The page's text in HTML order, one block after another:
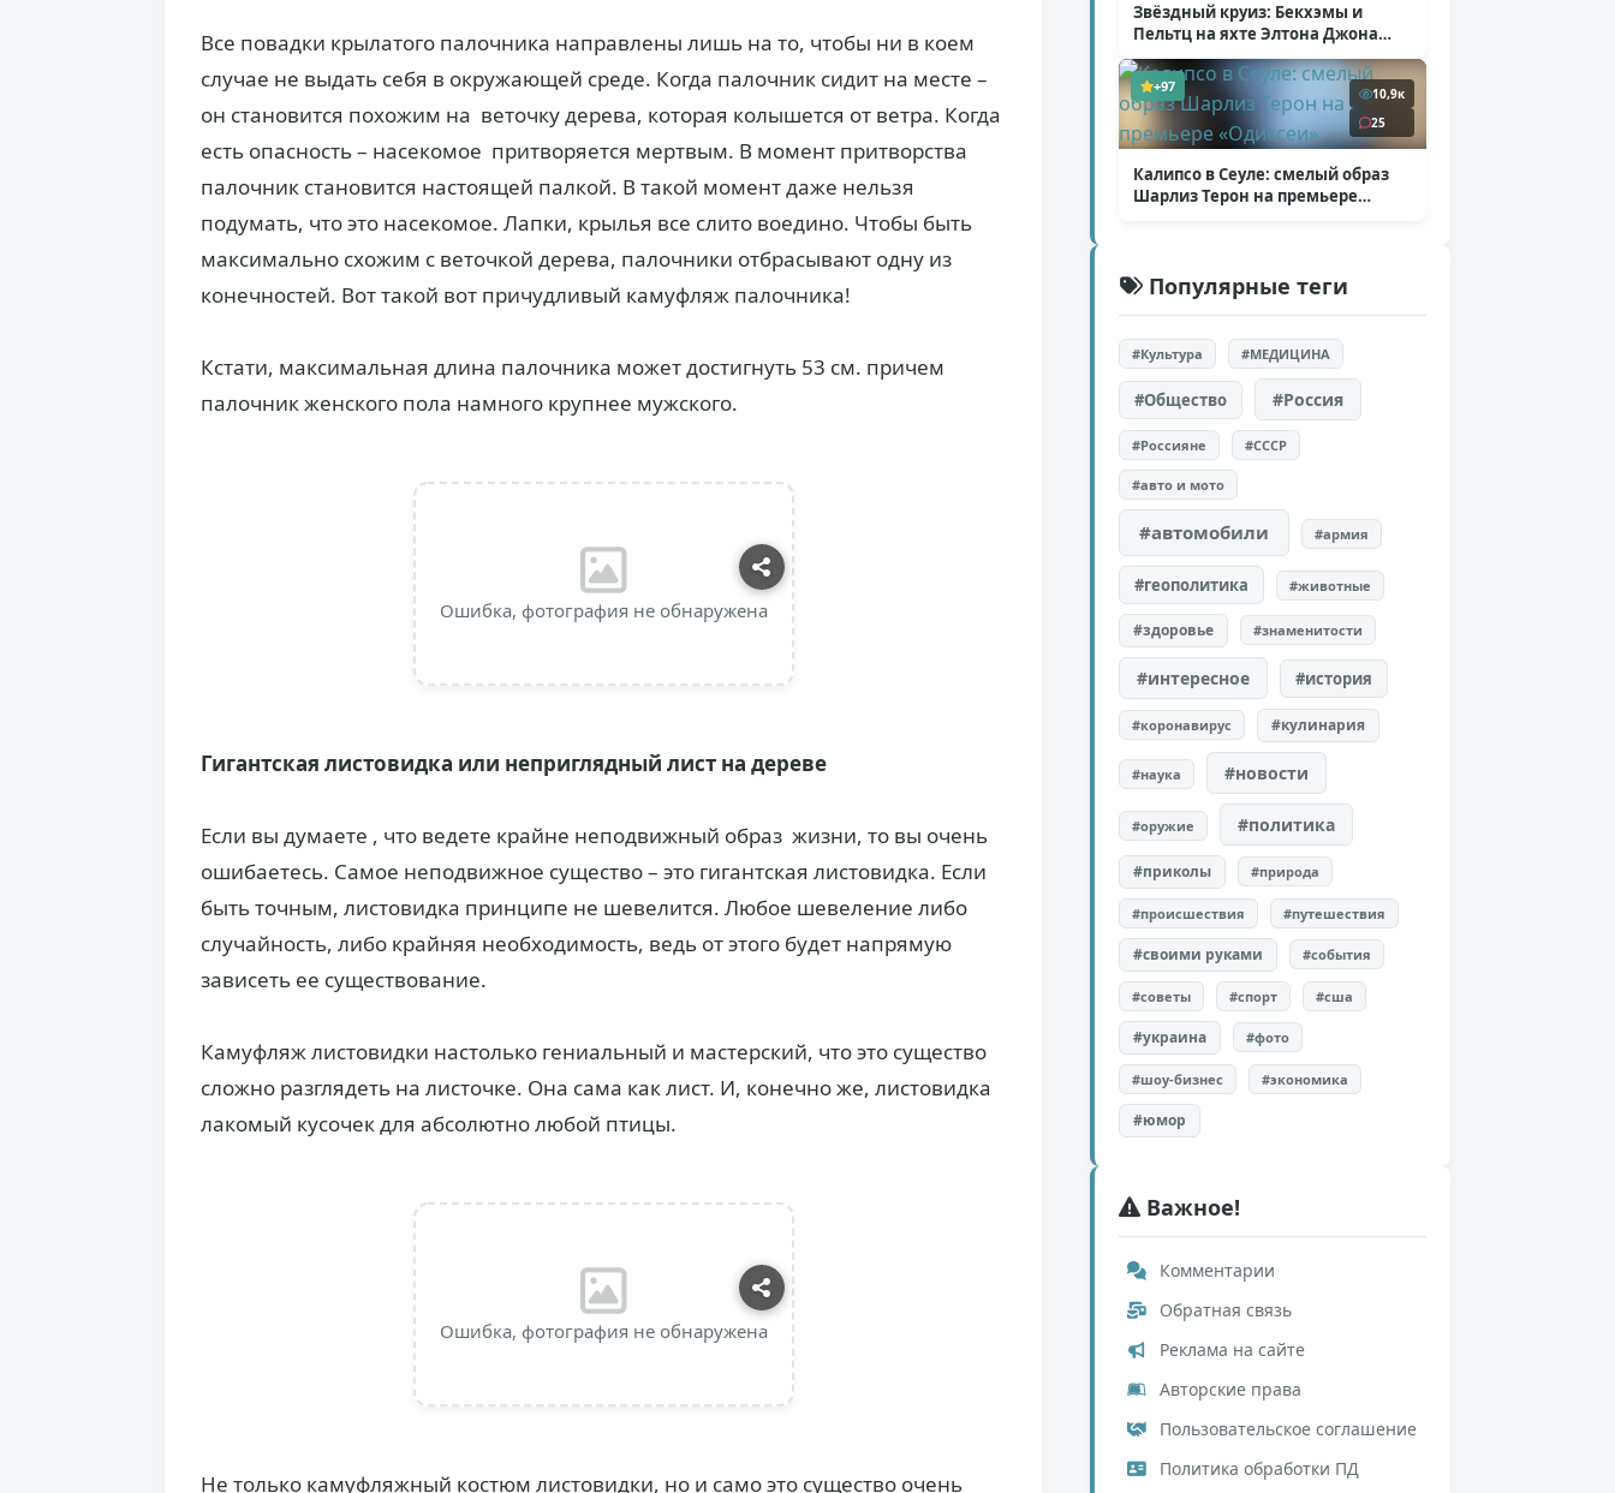
Все повадки крылатого палочника направлены лишь на то, чтобы ни в коем
случае не выдать себя в окружающей среде. Когда палочник сидит на месте –
он становится похожим на веточку дерева, которая колышется от ветра. Когда
есть опасность – насекомое притворяется мертвым. В момент притворства
палочник становится настоящей палкой. В такой момент даже нельзя
подумать, что это насекомое. Лапки, крылья все слито воедино. Чтобы быть
максимально схожим с веточкой дерева, палочники отбрасывают одну из
конечностей. Вот такой вот причудливый камуфляж палочника!
Кстати, максимальная длина палочника может достигнуть 53 см. причем
палочник женского пола намного крупнее мужского.
Ошибка, фотография не обнаружена
Гигантская листовидка или неприглядный лист на дереве
Если вы думаете , что ведете крайне неподвижный образ жизни, то вы очень
ошибаетесь. Самое неподвижное существо – это гигантская листовидка. Если
быть точным, листовидка принципе не шевелится. Любое шевеление либо
случайность, либо крайняя необходимость, ведь от этого будет напрямую
зависеть ее существование.
Камуфляж листовидки настолько гениальный и мастерский, что это существо
сложно разглядеть на листочке. Она сама как лист. И, конечно же, листовидка
лакомый кусочек для абсолютно любой птицы.
Ошибка, фотография не обнаружена
Не только камуфляжный костюм листовидки, но и само это существо очень
Звёздный круиз: Бекхэмы и
Пельтц на яхте Элтона Джона
( 12 фото )
+97
10,9к
25
Калипсо в Сеуле: смелый образ
Шарлиз Терон на премьере
Популярные теги
#Культура #МЕДИЦИНА
#Общество #Россия
#Россияне #СССР
#авто и мото
#автомобили #армия
#геополитика #животные
#здоровье #знаменитости
#интересное #история
#коронавирус #кулинария
#наука #новости
#оружие #политика
#приколы #природа
#происшествия #путешествия
#своими руками #события
#советы #спорт #сша
#украина #фото
#шоу-бизнес #экономика
#юмор
Важное!
Комментарии
Обратная связь
Реклама на сайте
Авторские права
Пользовательское соглашение
Политика обработки ПД